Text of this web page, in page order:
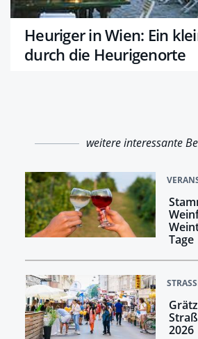
Heuriger in Wien: Ein
durch die Heurigenorte
weitere interessante
Tage
2026